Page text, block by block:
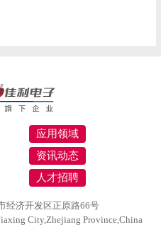
应用领域
资讯动态
人才招聘
经济开发区正原路66号
City,Zhejiang Province,China